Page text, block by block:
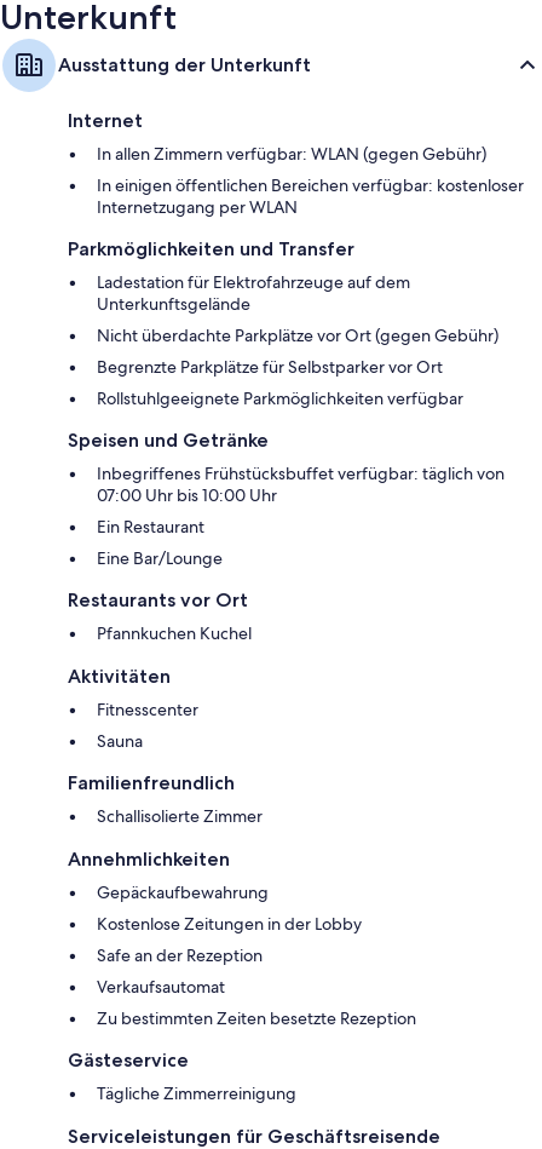
Unterkunft
Ausstattung der Unterkunft
Internet
In allen Zimmern verfügbar: WLAN (gegen Gebühr)
In einigen öffentlichen Bereichen verfügbar: kostenloser
Internetzugang per WLAN
Parkmöglichkeiten und Transfer
Ladestation für Elektrofahrzeuge auf dem
Unterkunftsgelände
Nicht überdachte Parkplätze vor Ort (gegen Gebühr)
Begrenzte Parkplätze für Selbstparker vor Ort
Rollstuhlgeeignete Parkmöglichkeiten verfügbar
Speisen und Getränke
Inbegriffenes Frühstücksbuffet verfügbar: täglich von
07:00 Uhr bis 10:00 Uhr
Ein Restaurant
Eine Bar/Lounge
Restaurants vor Ort
Pfannkuchen Kuchel
Aktivitäten
Fitnesscenter
Sauna
Familienfreundlich
Schallisolierte Zimmer
Annehmlichkeiten
Gepäckaufbewahrung
Kostenlose Zeitungen in der Lobby
Safe an der Rezeption
Verkaufsautomat
Zu bestimmten Zeiten besetzte Rezeption
Gästeservice
Tägliche Zimmerreinigung
Serviceleistungen für Geschäftsreisende